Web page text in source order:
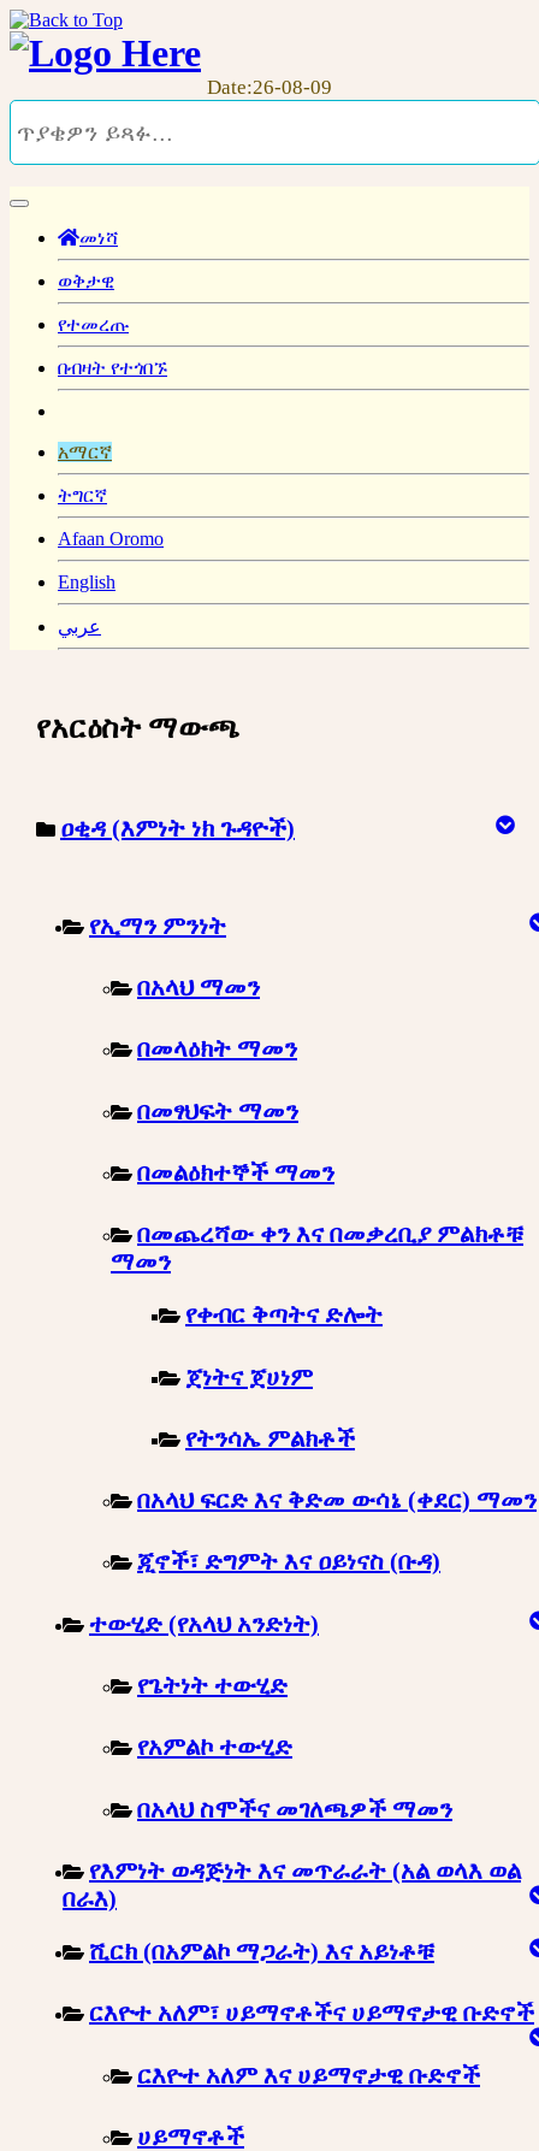
Date:26-08-09
መነሻ
ወቅታዊ
የተመረጡ
በብዛት የተጎበኙ
አማርኛ
ትግርኛ
Afaan Oromo
English
عربي
የአርዕስት ማውጫ
ዐቂዳ (እምነት ነክ ጉዳዮች)
የኢማን ምንነት
በአላህ ማመን
በመላዕክት ማመን
በመፃህፍት ማመን
በመልዕክተኞች ማመን
በመጨረሻው ቀን እና በመቃረቢያ ምልክቶቹ
ማመን
የቀብር ቅጣትና ድሎት
ጀነትና ጀሀነም
የትንሳኤ ምልክቶች
በአላህ ፍርድ እና ቅድመ ውሳኔ (ቀደር) ማመን
ጂኖች፣ ድግምት እና ዐይነናስ (ቡዳ)
ተውሂድ (የአላህ አንድነት)
የጌትነት ተውሂድ
የአምልኮ ተውሂድ
በአላህ ስሞችና መገለጫዎች ማመን
የእምነት ወዳጅነት እና መጥራራት (አል ወላእ ወል
በራእ)
ሺርክ (በአምልኮ ማጋራት) እና አይነቶቹ
ርእዮተ አለም፣ ሀይማኖቶችና ሀይማኖታዊ ቡድኖች
ርእዮተ አለም እና ሀይማኖታዊ ቡድኖች
ሀይማኖቶች